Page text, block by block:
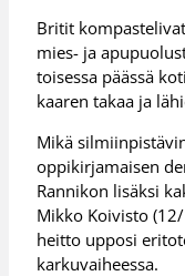
Britit
mies- ja
toisessa päässä
kaaren takaa ja
Mikä
oppikirjamaisen
Rannikon lisäksi
Mikko Koivisto
heitto upposi
karkuvaiheessa.